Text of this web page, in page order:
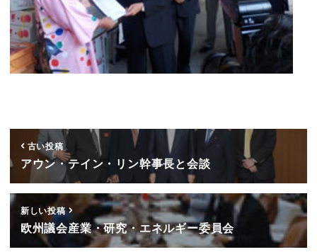
古い投稿
アウン・テイン・リン幹事長と会談
新しい投稿
欧州議会産業・研究・エネルギー委員会